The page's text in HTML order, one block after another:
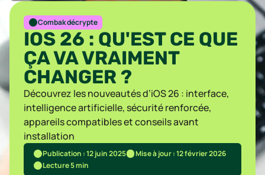
Combak décrypte
IOS 26 : QU'EST CE QUE
ÇA VA VRAIMENT
CHANGER ?
Découvrez les nouveautés d’iOS 26 : interface,
intelligence artificielle, sécurité renforcée,
appareils compatibles et conseils avant
installation
Publication : 12 juin 2025
Mise à jour : 12 février 2026
Lecture 5 min